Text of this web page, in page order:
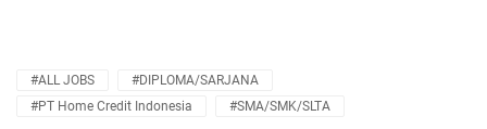
#ALL JOBS
#DIPLOMA/SARJANA
#PT Home Credit Indonesia
#SMA/SMK/SLTA